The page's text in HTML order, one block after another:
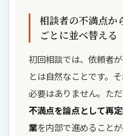
相談者の不満点か
ごとに並べ替える
初回相談では、依頼者
とは自然なことです。
必要はありません。た
不満点を論点として再
業を内部で進めることが